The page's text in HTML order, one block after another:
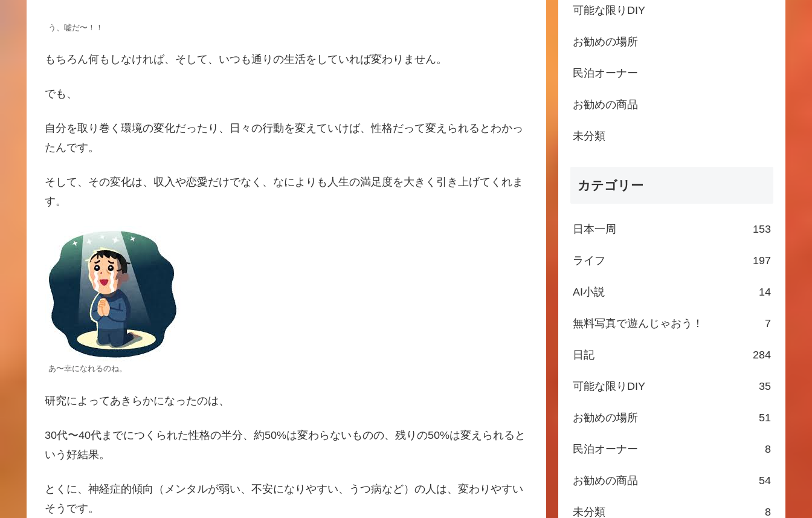
う、嘘だ〜！！
もちろん何もしなければ、そして、いつも通りの生活をしていれば変わりません。
でも、
自分を取り巻く環境の変化だったり、日々の行動を変えていけば、性格だって変えられるとわかっ
たんです。
そして、その変化は、収入や恋愛だけでなく、なによりも人生の満足度を大きく引き上げてくれま
す。
あ〜幸になれるのね。
研究によってあきらかになったのは、
30代〜40代までにつくられた性格の半分、約50%は変わらないものの、残りの50%は変えられると
いう好結果。
とくに、神経症的傾向（メンタルが弱い、不安になりやすい、うつ病など）の人は、変わりやすい
そうです。
可能な限りDIY
お勧めの場所
民泊オーナー
お勧めの商品
未分類
カテゴリー
日本一周 153
ライフ 197
AI小説 14
無料写真で遊んじゃおう！ 7
日記 284
可能な限りDIY 35
お勧めの場所 51
民泊オーナー 8
お勧めの商品 54
未分類 8